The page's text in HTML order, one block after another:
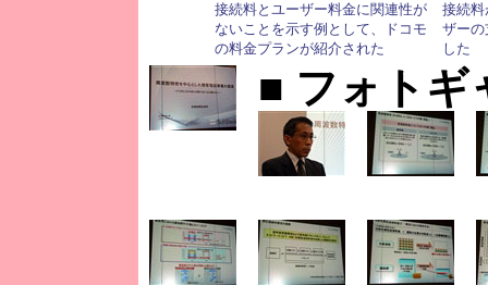
接続料とユーザー料金に関連性が
ないことを示す例として、ドコモ
の料金プランが紹介された
接続
ザー
した
■ フォトギ